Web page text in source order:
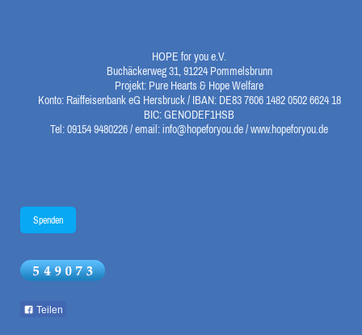
HOPE for you e.V.
Buchäckerweg 31, 91224 Pommelsbrunn
Projekt: Pure Hearts & Hope Welfare
Konto: Raiffeisenbank eG Hersbruck / IBAN: DE83 7606 1482 0502 6624 18
BIC: GENODEF1HSB
Tel: 09154 9480226 / email: info@hopeforyou.de / www.hopeforyou.de
Spenden
Teilen